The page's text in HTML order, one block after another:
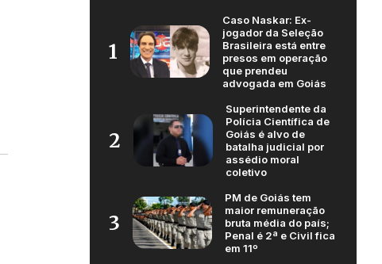
1
Caso Naskar: Ex-
jogador da Seleção
Brasileira está entre
presos em operação
que prendeu
advogada em Goiás
2
Superintendente da
Polícia Científica de
Goiás é alvo de
batalha judicial por
assédio moral
coletivo
3
PM de Goiás tem
maior remuneração
bruta média do país;
Penal é 2ª e Civil fica
em 11º